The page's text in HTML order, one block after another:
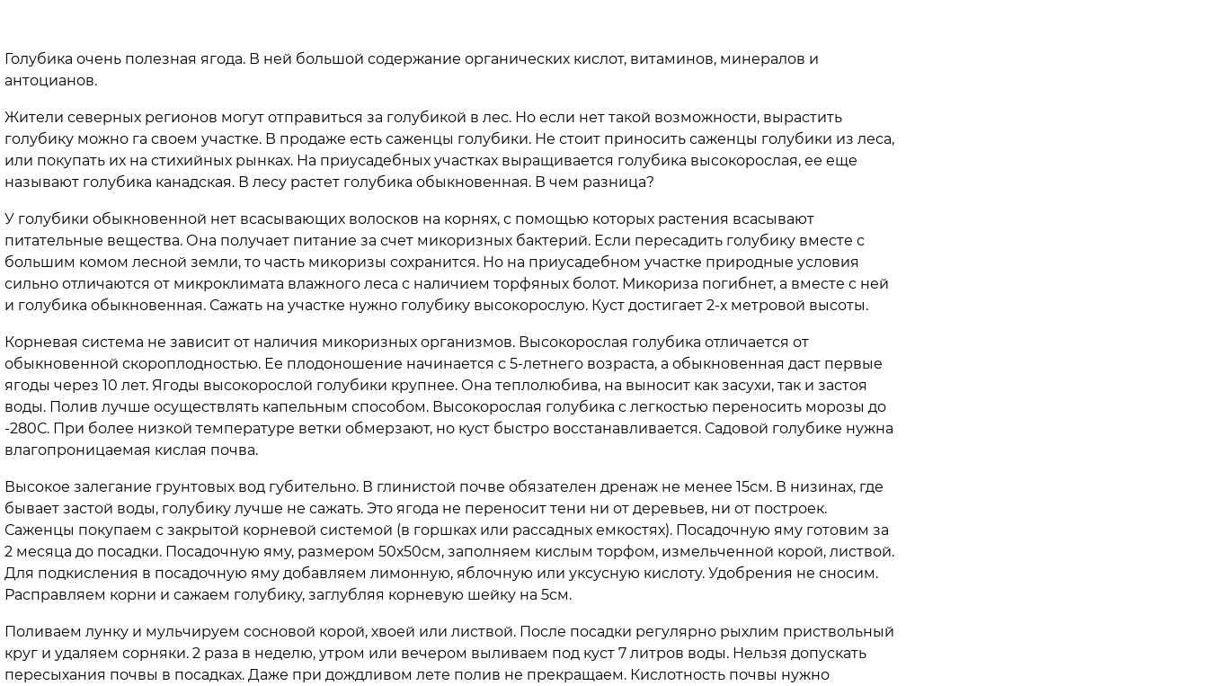
Голубика очень полезная ягода. В ней большой содержание органических кислот, витаминов, минералов и
антоцианов.
Жители северных регионов могут отправиться за голубикой в лес. Но если нет такой возможности, вырастить
голубику можно га своем участке. В продаже есть саженцы голубики. Не стоит приносить саженцы голубики из леса,
или покупать их на стихийных рынках. На приусадебных участках выращивается голубика высокорослая, ее еще
называют голубика канадская. В лесу растет голубика обыкновенная. В чем разница?
У голубики обыкновенной нет всасывающих волосков на корнях, с помощью которых растения всасывают
питательные вещества. Она получает питание за счет микоризных бактерий. Если пересадить голубику вместе с
большим комом лесной земли, то часть микоризы сохранится. Но на приусадебном участке природные условия
сильно отличаются от микроклимата влажного леса с наличием торфяных болот. Микориза погибнет, а вместе с ней
и голубика обыкновенная. Сажать на участке нужно голубику высокорослую. Куст достигает 2-х метровой высоты.
Корневая система не зависит от наличия микоризных организмов. Высокорослая голубика отличается от
обыкновенной скороплодностью. Ее плодоношение начинается с 5-летнего возраста, а обыкновенная даст первые
ягоды через 10 лет. Ягоды высокорослой голубики крупнее. Она теплолюбива, на выносит как засухи, так и застоя
воды. Полив лучше осуществлять капельным способом. Высокорослая голубика с легкостью переносить морозы до
-280С. При более низкой температуре ветки обмерзают, но куст быстро восстанавливается. Садовой голубике нужна
влагопроницаемая кислая почва.
Высокое залегание грунтовых вод губительно. В глинистой почве обязателен дренаж не менее 15см. В низинах, где
бывает застой воды, голубику лучше не сажать. Это ягода не переносит тени ни от деревьев, ни от построек.
Саженцы покупаем с закрытой корневой системой (в горшках или рассадных емкостях). Посадочную яму готовим за
2 месяца до посадки. Посадочную яму, размером 50х50см, заполняем кислым торфом, измельченной корой, листвой.
Для подкисления в посадочную яму добавляем лимонную, яблочную или уксусную кислоту. Удобрения не сносим.
Расправляем корни и сажаем голубику, заглубляя корневую шейку на 5см.
Поливаем лунку и мульчируем сосновой корой, хвоей или листвой. После посадки регулярно рыхлим приствольный
круг и удаляем сорняки. 2 раза в неделю, утром или вечером выливаем под куст 7 литров воды. Нельзя допускать
пересыхания почвы в посадках. Даже при дождливом лете полив не прекращаем. Кислотность почвы нужно